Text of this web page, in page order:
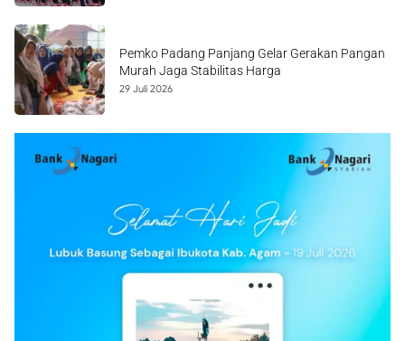
Pemko Padang Panjang Gelar Gerakan Pangan
Murah Jaga Stabilitas Harga
29 Juli 2026